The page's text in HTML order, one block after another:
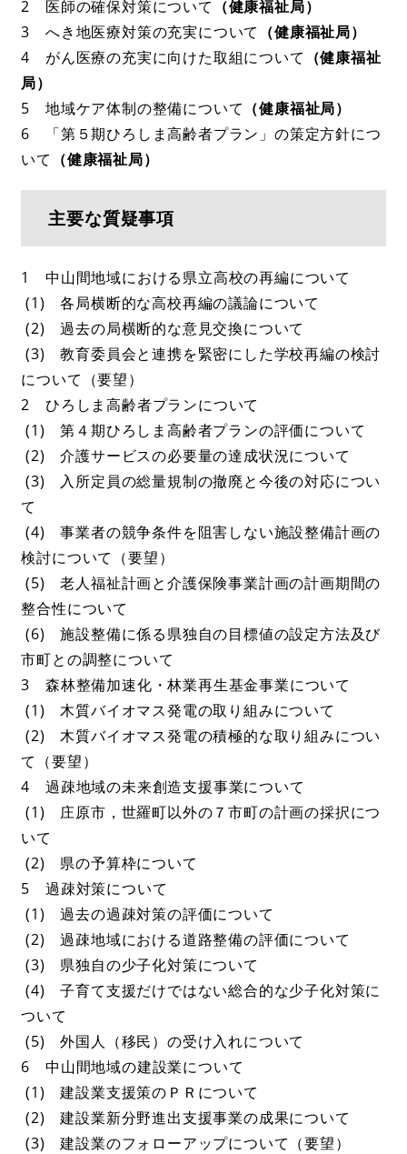
2 医師の確保対策について （健康福祉局）
3 へき地医療対策の充実について （健康福祉局）
4 がん医療の充実に向けた取組について （健康福祉
局）
5 地域ケア体制の整備について （健康福祉局）
6 「第５期ひろしま高齢者プラン」の策定方針につ
いて （健康福祉局）
主要な質疑事項
1 中山間地域における県立高校の再編について
(1) 各局横断的な高校再編の議論について
(2) 過去の局横断的な意見交換について
(3) 教育委員会と連携を緊密にした学校再編の検討
について（要望）
2 ひろしま高齢者プランについて
(1) 第４期ひろしま高齢者プランの評価について
(2) 介護サービスの必要量の達成状況について
(3) 入所定員の総量規制の撤廃と今後の対応につい
て
(4) 事業者の競争条件を阻害しない施設整備計画の
検討について（要望）
(5) 老人福祉計画と介護保険事業計画の計画期間の
整合性について
(6) 施設整備に係る県独自の目標値の設定方法及び
市町との調整について
3 森林整備加速化・林業再生基金事業について
(1) 木質バイオマス発電の取り組みについて
(2) 木質バイオマス発電の積極的な取り組みについ
て（要望）
4 過疎地域の未来創造支援事業について
(1) 庄原市，世羅町以外の７市町の計画の採択につ
いて
(2) 県の予算枠について
5 過疎対策について
(1) 過去の過疎対策の評価について
(2) 過疎地域における道路整備の評価について
(3) 県独自の少子化対策について
(4) 子育て支援だけではない総合的な少子化対策に
ついて
(5) 外国人（移民）の受け入れについて
6 中山間地域の建設業について
(1) 建設業支援策のＰＲについて
(2) 建設業新分野進出支援事業の成果について
(3) 建設業のフォローアップについて（要望）